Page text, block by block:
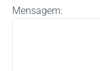
Mensagem: